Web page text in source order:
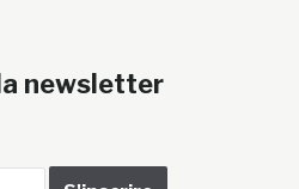
newsletter